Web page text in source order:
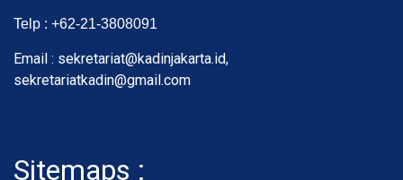
Telp : +62-21-3808091
Email : sekretariat@kadinjakarta.id,
sekretariatkadin@gmail.com
Sitemaps :
- About Membership
- Member Registration
- Upload KTA